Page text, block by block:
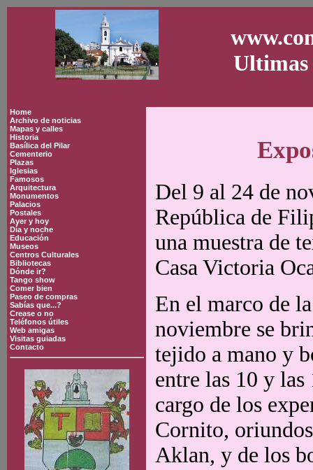
Ultimas
Home
Archivo de noticias
Mapas y calles
Historia
Basílica del Pilar
Cementerio
Plazas
Iglesias
Famosos
Arquitectura
Monumentos
Palacios
Postales
Ayer y hoy
Día y noche
Educación
Museos
Centros Culturales
Bibliotecas
Dónde ir?
Tango show
Comer bien
Paseo de compras
Sabías que...?
Crease o no
Teléfonos útiles
Web amigas
Visitas guiadas
Contacto
Del 9 al 24 de
República de
una muestra de
Casa Victoria
En el marco de
noviembre se
tejido a mano y
entre las 10 y
cargo de los
Cornito,
Aklan, y de los